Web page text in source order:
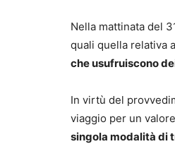
Nella mattinata del
quali quella relativa
che usufruiscono
In virtù del
viaggio per un
singola modalità di